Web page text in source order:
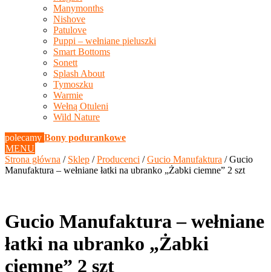
Manymonths
Nishove
Patulove
Puppi – wełniane pieluszki
Smart Bottoms
Sonett
Splash About
Tymoszku
Warmie
Wełną Otuleni
Wild Nature
polecamy Bony podurankowe
MENU
Strona główna / Sklep /Producenci /Gucio Manufaktura / Gucio
Manufaktura – wełniane łatki na ubranko „Żabki ciemne” 2 szt
Gucio Manufaktura – wełniane
łatki na ubranko „Żabki
ciemne” 2 szt